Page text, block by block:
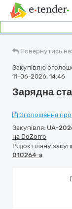
Повернутись
Закупівлю
11-06-2026, 14:46
Зарядна
Оголошення
Закупівля: UA-
на DoZorro
Рядок плану
010264-a